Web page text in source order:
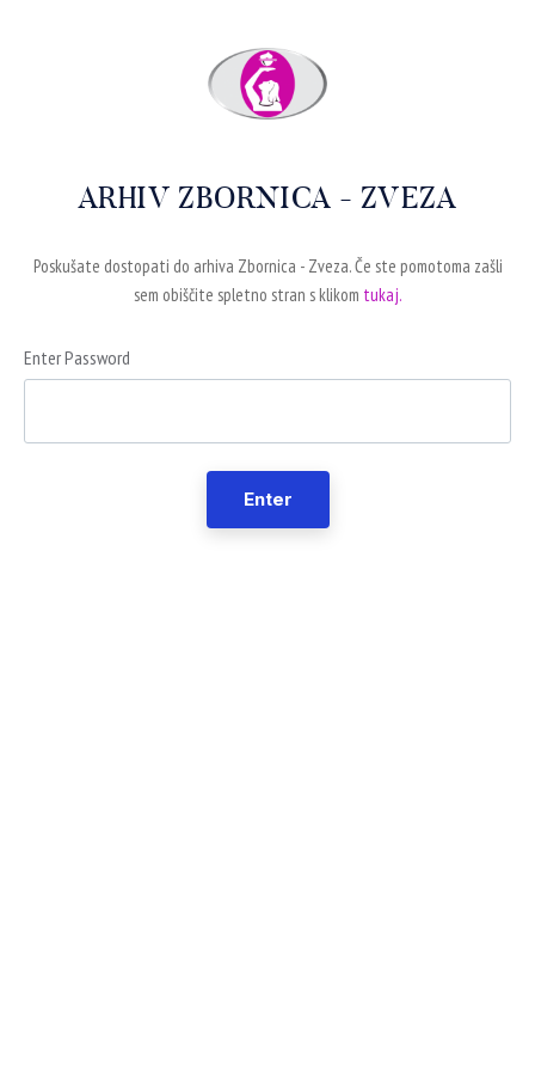
ARHIV ZBORNICA - ZVEZA
Poskušate dostopati do arhiva Zbornica - Zveza. Če ste pomotoma zašli
sem obiščite spletno stran s klikom tukaj.
Enter Password
Enter